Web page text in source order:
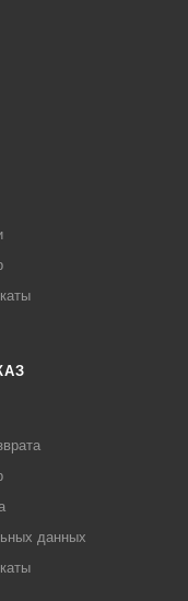
данных